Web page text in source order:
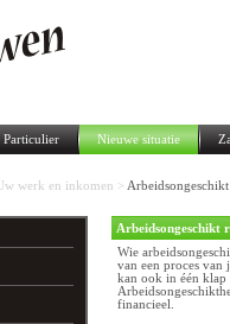
Particulier Nieuwe situatie
Uw werk en inkomen >
Arbeidsongeschikt
Wie
van een proces van
kan ook in één klap
financieel.